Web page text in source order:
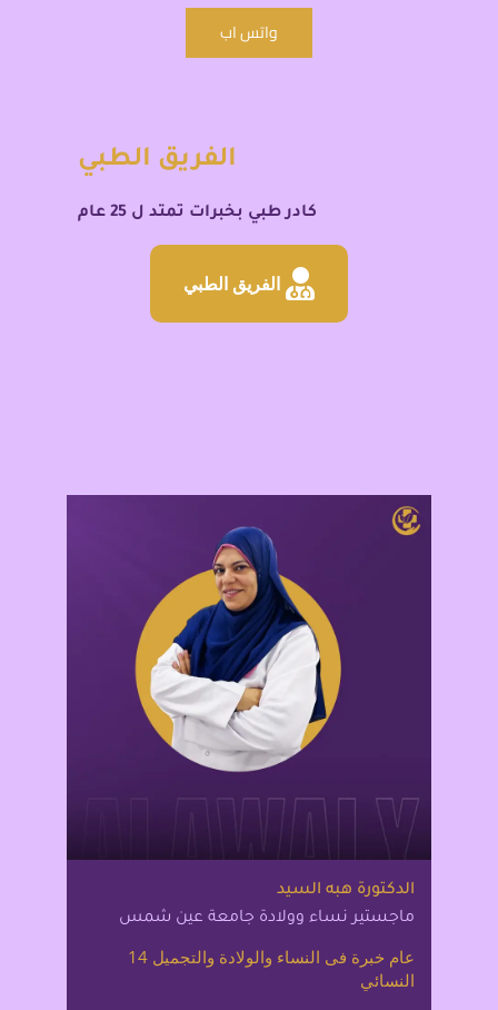
واتس اب
الفريق الطبي
كادر طبي بخبرات تمتد ل 25 عام
الفريق الطبي
الدكتورة هبه السيد
ماجستير نساء وولادة جامعة عين شمس
14 عام خبرة فى النساء والولادة والتجميل
النسائي